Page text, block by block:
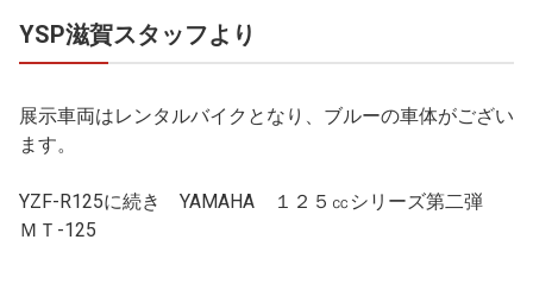
YSP滋賀スタッフより
展示車両はレンタルバイクとなり、ブルーの車体がござい
ます。
YZF-R125に続き YAMAHA １２５㏄シリーズ第二弾
ＭＴ-125